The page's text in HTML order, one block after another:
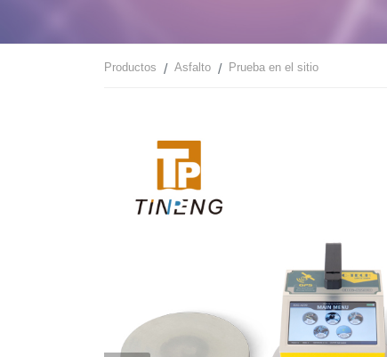
Productos Asfalto Prueba en el sitio